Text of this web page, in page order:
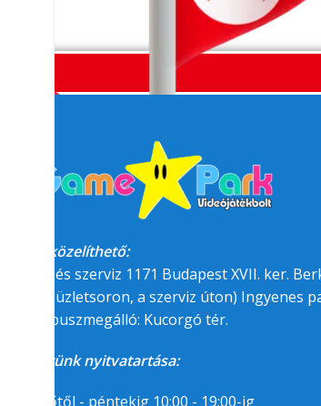
Megközelíthető:
üzlet és szerviz 1171 Budapest XVII. ker.
felőli üzletsoron, a szerviz úton) Ingyenes
BKK buszmegálló: Kucorgó tér.
Üzletünk nyitvatartása:
Hétfőtől - péntekig 10:00 - 19:00-ig